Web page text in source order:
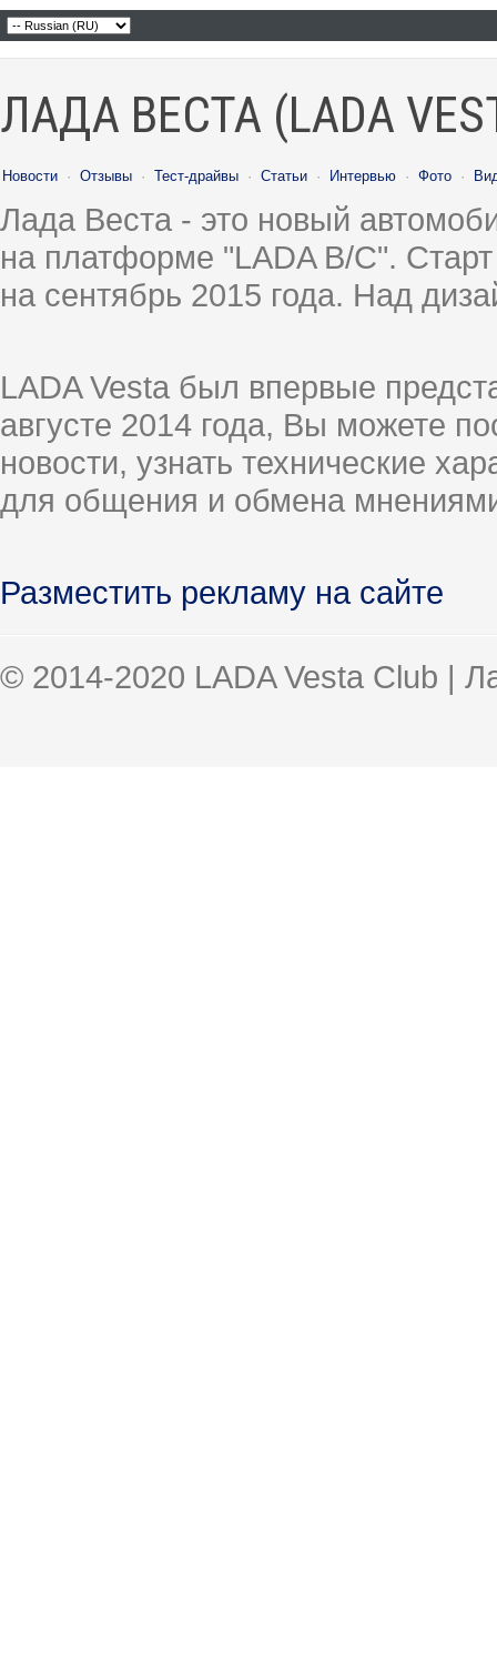
ЛАДА ВЕСТА (LADA
Новости · Отзывы · Тест-драйвы · Статьи · Интервью · Фото ·
Лада Веста - это новый
на платформе "LADA B/C".
на сентябрь 2015 года. Над
LADA Vesta был впервые
августе 2014 года, Вы можете
новости, узнать технические
для общения и обмена
Разместить рекламу на сайте
© 2014-2020 LADA Vesta Club |